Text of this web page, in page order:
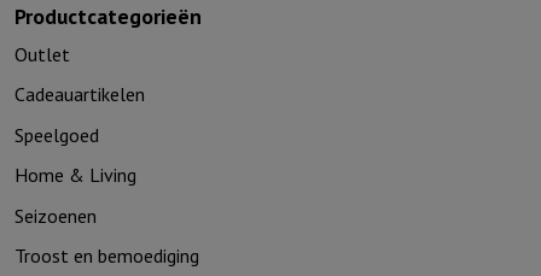
Productcategorieën
Outlet
Cadeauartikelen
Speelgoed
Home & Living
Seizoenen
Troost en bemoediging